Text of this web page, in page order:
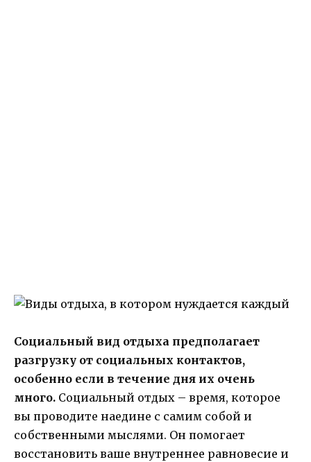
Социальный вид отдыха предполагает
разгрузку от социальных контактов,
особенно если в течение дня их очень
много. Социальный отдых – время, которое
вы проводите наедине с самим собой и
собственными мыслями. Он помогает
восстановить ваше внутреннее равновесие и